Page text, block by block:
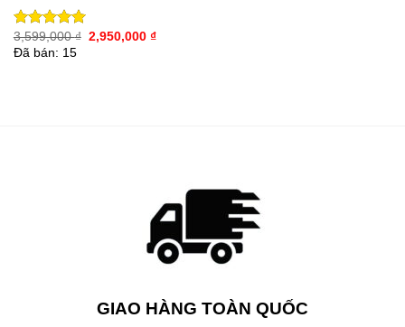
Được xếp
hạng5.00
3,599,000₫ Giá
gốc
2,950,000 ₫Giá
Đã bán: 15
GIAO HÀNG TOÀN QUỐC